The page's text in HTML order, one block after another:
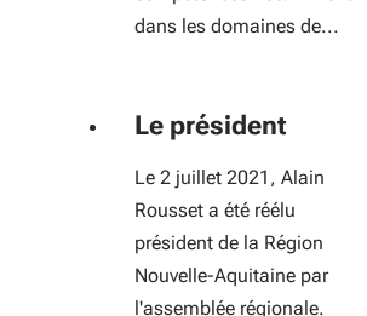
dans les domaines de...
Le président
Le 2 juillet 2021, Alain
Rousset a été réélu
président de la Région
Nouvelle-Aquitaine par
l'assemblée régionale.